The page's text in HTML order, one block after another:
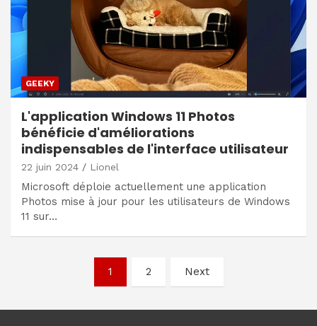
GEEKY
L'application Windows 11 Photos
bénéficie d'améliorations
indispensables de l'interface utilisateur
22 juin 2024 Lionel
Microsoft déploie actuellement une application
Photos mise à jour pour les utilisateurs de Windows
11 sur…
articles
1 2 Next